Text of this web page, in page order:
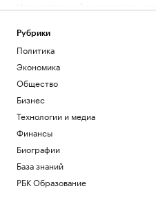
мифов
РБК и Yandex Cloud
Тимур Иванов обжаловал в
суде первый приговор
Политика
Глава Ассоциации футбола
заявил о кампании против
ЧМ
Спорт
Зачем малому и среднему
облигации и что важно знать о
РБК и МСП Банк
Суд в Москве запретил
держать в квартире каймана и
Рубрики
Политика
Экономика
Общество
Бизнес
Технологии и медиа
Финансы
Биографии
База знаний
РБК Образование